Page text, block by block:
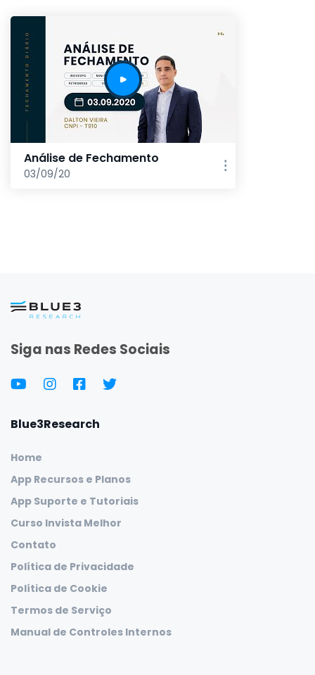
Análise de Fechamento
03/09/20
Siga nas Redes Sociais
Blue3Research
Home
App Recursos e Planos
App Suporte e Tutoriais
Curso Invista Melhor
Contato
Política de Privacidade
Política de Cookie
Termos de Serviço
Manual de Controles Internos